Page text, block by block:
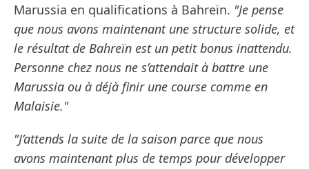
Marussia en qualifications à Bahreïn. "Je pense
que nous avons maintenant une structure solide, et
le résultat de Bahreïn est un petit bonus inattendu.
Personne chez nous ne s’attendait à battre une
Marussia ou à déjà finir une course comme en
Malaisie."
"J’attends la suite de la saison parce que nous
avons maintenant plus de temps pour développer